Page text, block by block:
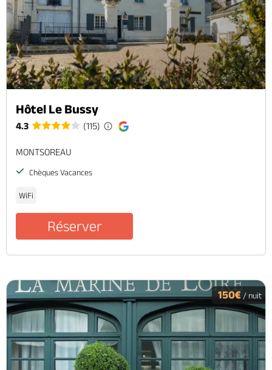
Hôtel Le Bussy
4.3 (115)
MONTSOREAU
Chèques Vacances
WiFi
Réserver
150€ / nuit